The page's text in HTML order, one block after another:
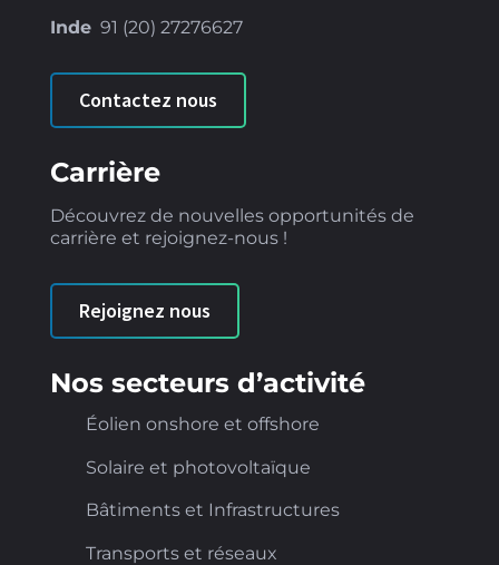
Inde 91 (20) 27276627
Contactez nous
Carrière
Découvrez de nouvelles opportunités de
carrière et rejoignez-nous !
Rejoignez nous
Nos secteurs d’activité
Éolien onshore et offshore
Solaire et photovoltaïque
Bâtiments et Infrastructures
Transports et réseaux